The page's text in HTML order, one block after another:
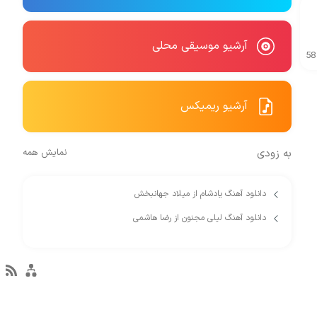
58
آرشیو موسیقی محلی
آرشیو ریمیکس
به زودی نمایش همه
دانلود آهنگ یادشام از میلاد جهانبخش
دانلود آهنگ لیلی مجنون از رضا هاشمی